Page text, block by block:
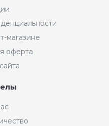
магазине
оферта